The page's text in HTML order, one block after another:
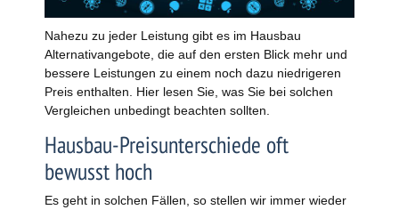
Nahezu zu jeder Leistung gibt es im Hausbau
Alternativangebote, die auf den ersten Blick mehr und
bessere Leistungen zu einem noch dazu niedrigeren
Preis enthalten. Hier lesen Sie, was Sie bei solchen
Vergleichen unbedingt beachten sollten.
Hausbau-Preisunterschiede oft
bewusst hoch
Es geht in solchen Fällen, so stellen wir immer wieder